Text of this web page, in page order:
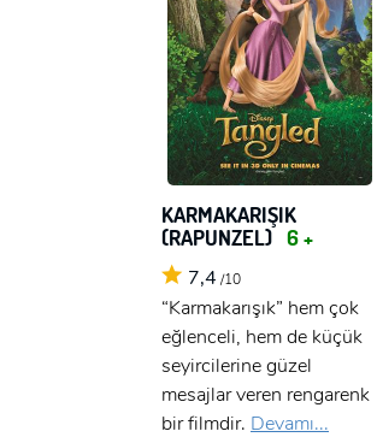
KARMAKARIŞIK
(RAPUNZEL) 6 +
7,4 /10
“Karmakarışık” hem çok
eğlenceli, hem de küçük
seyircilerine güzel
mesajlar veren rengarenk
bir filmdir. Devamı...